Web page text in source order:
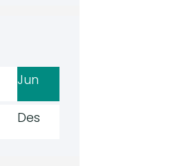
Jun
Des